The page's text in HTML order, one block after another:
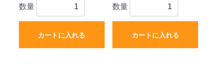
数量
カートに入れる
数量
カートに入れる